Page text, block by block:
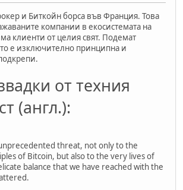
и Биткойн борса във Франция. Това
компании в екосистемата на
клиенти от целия свят. Подемат
е изключително принципна и
от техния
(англ.):
threat, not only to the
of Bitcoin, but also to the very lives of
balance that we have reached with the